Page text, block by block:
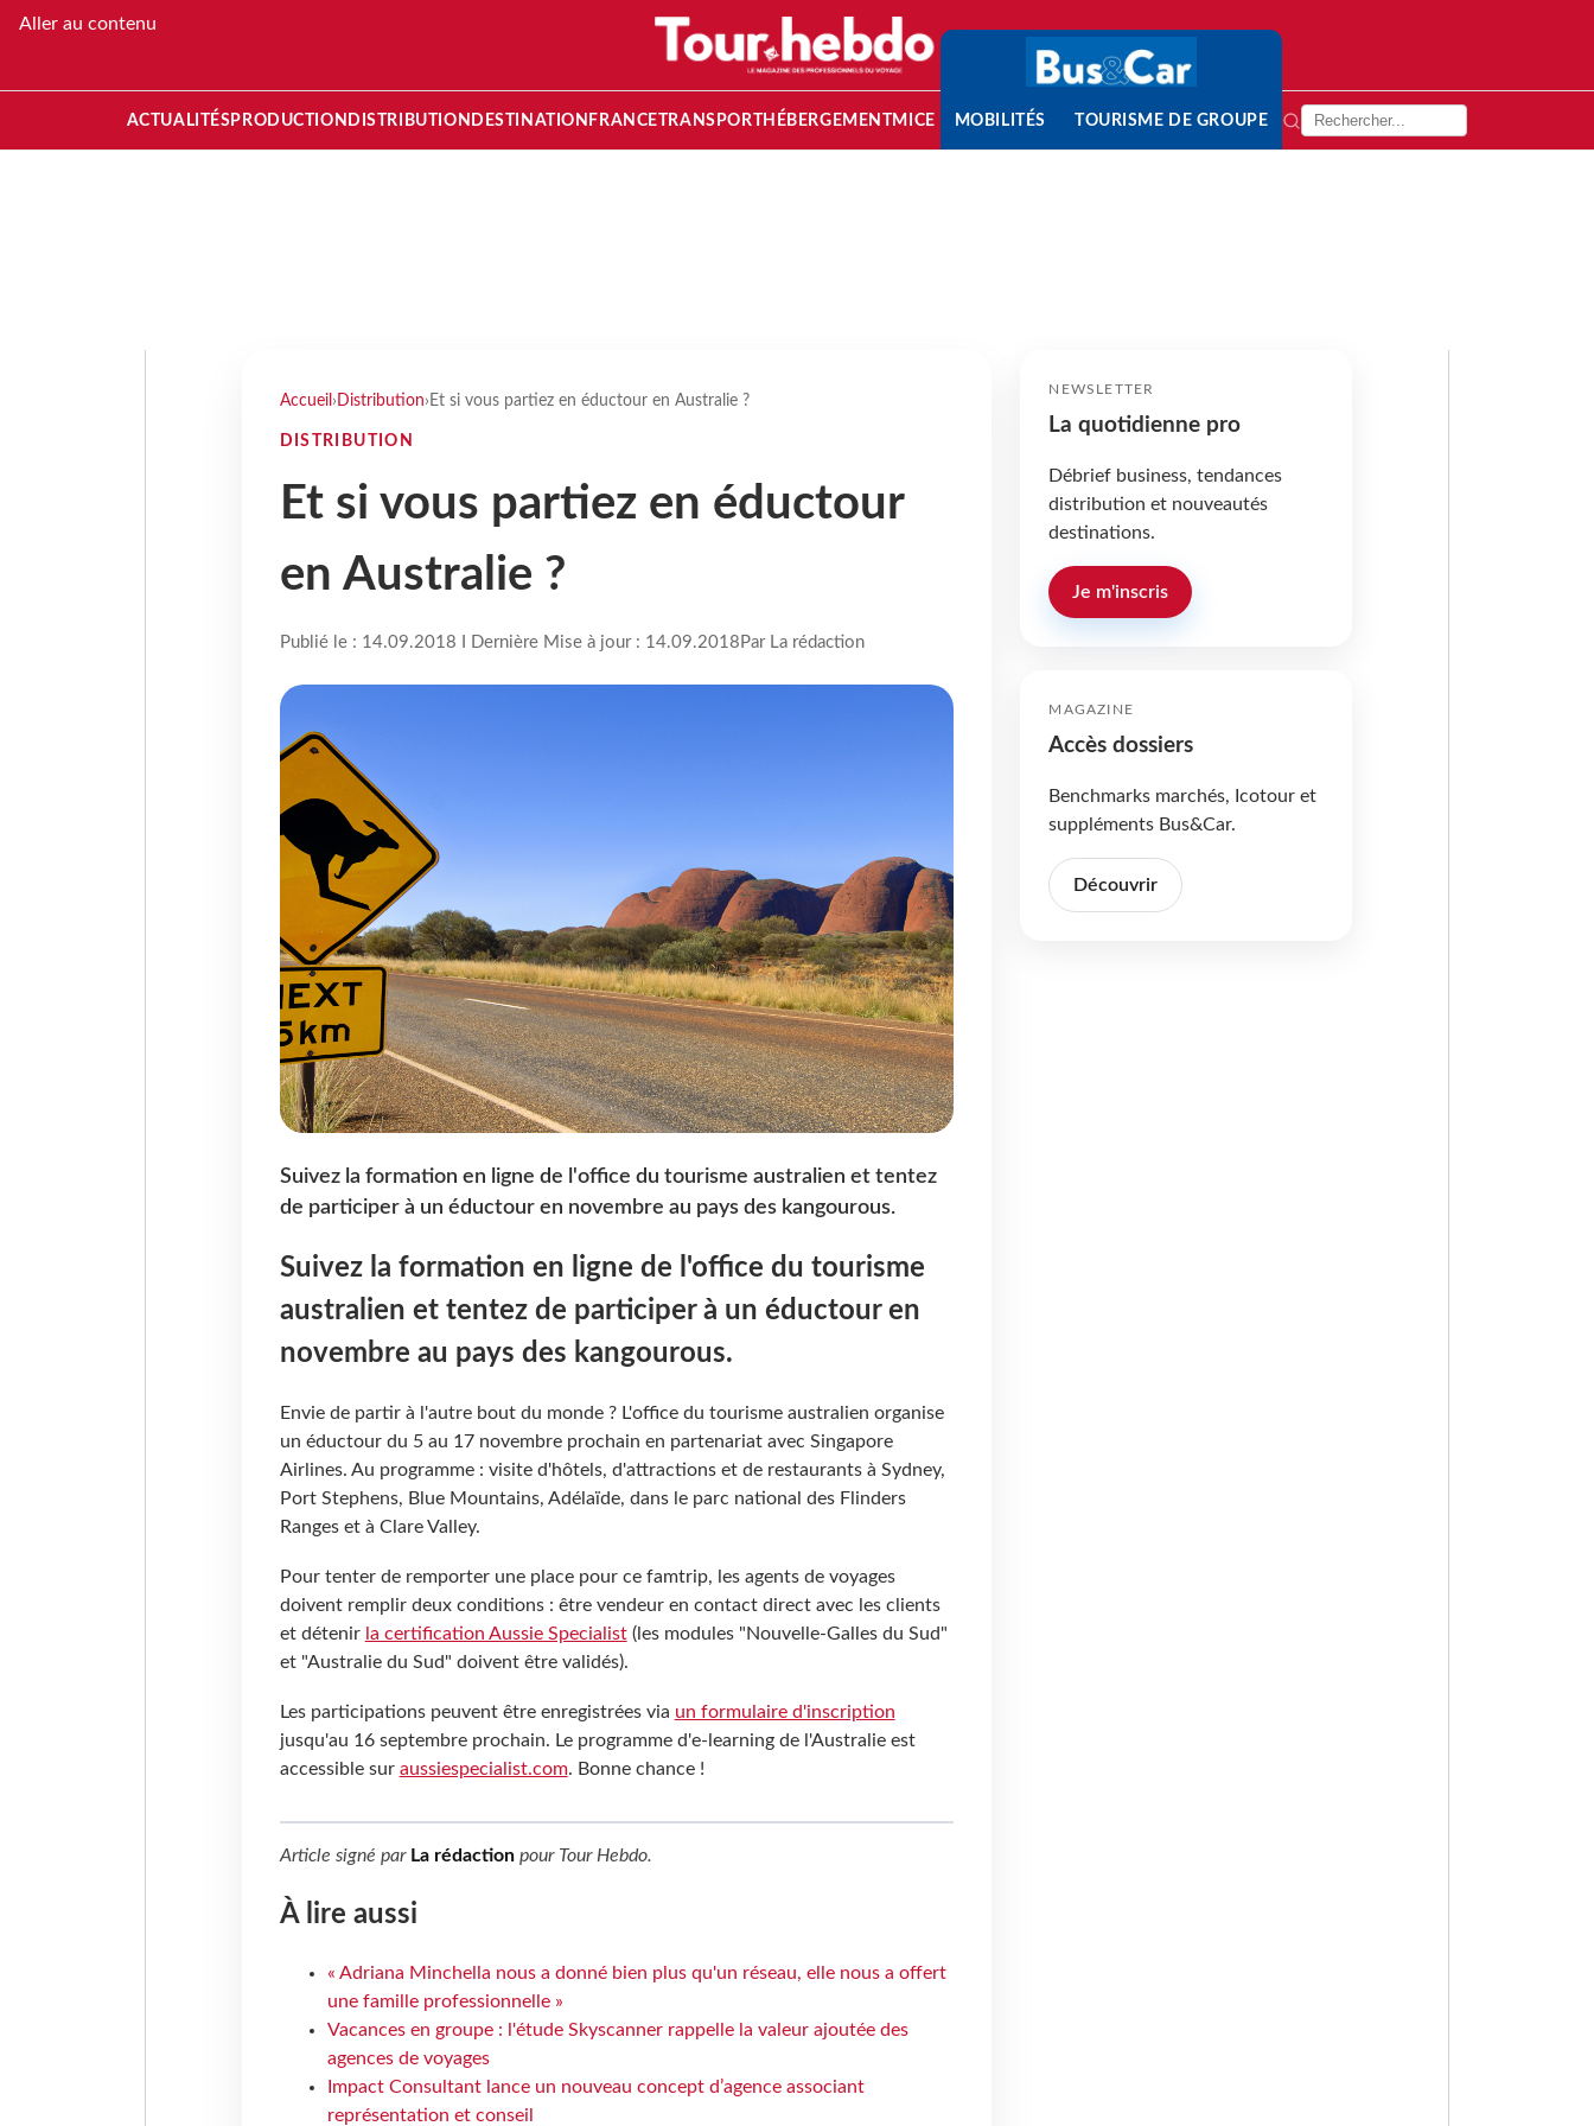
Aller au contenu
ACTUALITÉS PRODUCTION DISTRIBUTION DESTINATION FRANCETRANSPORT HÉBERGEMENTMICE MOBILITÉS TOURISME DE GROUPE
Accueil › Distribution› Et si vous partiez en éductour en Australie ?
DISTRIBUTION
Et si vous partiez en éductour
en Australie ?
Publié le : 14.09.2018 I Dernière Mise à jour : 14.09.2018 Par La rédaction
Suivez la formation en ligne de l'office du tourisme australien et tentez
de participer à un éductour en novembre au pays des kangourous.
Suivez la formation en ligne de l'office du tourisme
australien et tentez de participer à un éductour en
novembre au pays des kangourous.
Envie de partir à l'autre bout du monde ? L'office du tourisme australien organise
un éductour du 5 au 17 novembre prochain en partenariat avec Singapore
Airlines. Au programme : visite d'hôtels, d'attractions et de restaurants à Sydney,
Port Stephens, Blue Mountains, Adélaïde, dans le parc national des Flinders
Ranges et à Clare Valley.
Pour tenter de remporter une place pour ce famtrip, les agents de voyages
doivent remplir deux conditions : être vendeur en contact direct avec les clients
et détenir la certification Aussie Specialist(les modules "Nouvelle-Galles du Sud"
et "Australie du Sud" doivent être validés).
Les participations peuvent être enregistrées via un formulaire d'inscription
jusqu'au 16 septembre prochain. Le programme d'e-learning de l'Australie est
accessible sur aussiespecialist.com. Bonne chance !
Article signé par La rédactionpour Tour Hebdo.
À lire aussi
« Adriana Minchella nous a donné bien plus qu'un réseau, elle nous a offert
une famille professionnelle »
Vacances en groupe : l'étude Skyscanner rappelle la valeur ajoutée des
agences de voyages
Impact Consultant lance un nouveau concept d’agence associant
représentation et conseil
NEWSLETTER
La quotidienne pro
Débrief business, tendances
distribution et nouveautés
destinations.
Je m'inscris
MAGAZINE
Accès dossiers
Benchmarks marchés, Icotour et
suppléments Bus&Car.
Découvrir